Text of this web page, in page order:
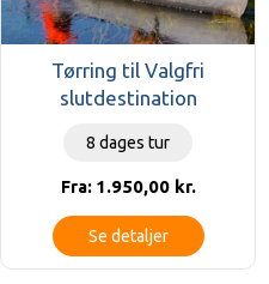
Tørring til Valgfri
slutdestination
8 dages tur
Fra: 1.950,00 kr.
Se detaljer